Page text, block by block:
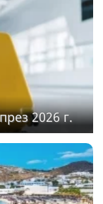
2026 г.